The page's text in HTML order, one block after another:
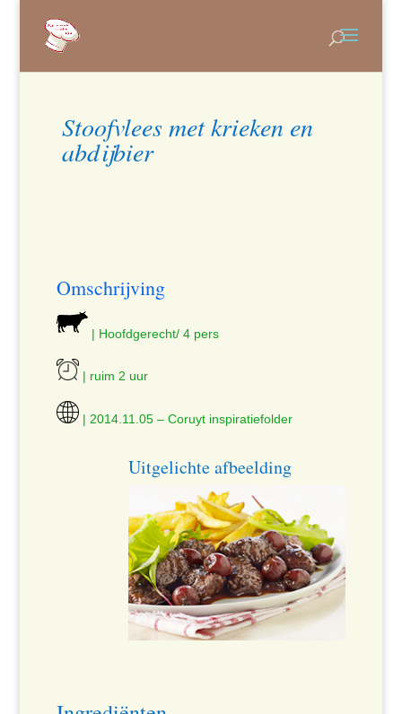
Stoofvlees met krieken en
abdijbier
Omschrijving
| Hoofdgerecht/ 4 pers
| ruim 2 uur
| 2014.11.05 – Coruyt inspiratiefolder
Uitgelichte afbeelding